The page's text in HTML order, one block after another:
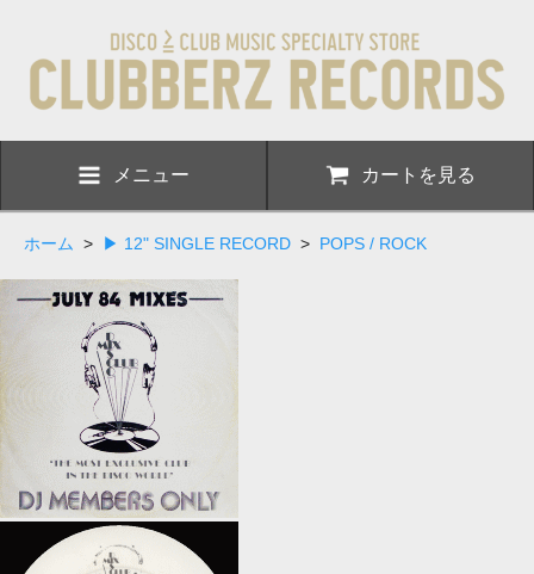
メニュー カートを見る
ホーム > ▶ 12" SINGLE RECORD > POPS / ROCK